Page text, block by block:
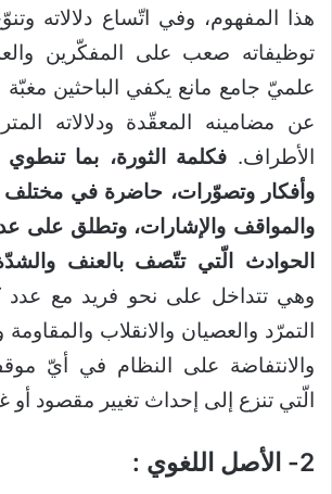
هذا المفهوم، وفي اتّساع دلالاته
توظيفاته صعب على المفكّرين
علميّ جامع مانع يكفي الباحثين
عن مضامينه المعقّدة ودلالاته
الأطراف. فكلمة الثورة، بما
وأفكار وتصوّرات، حاضرة في مختلف
والمواقف والإشارات، وتطلق على
الحوادث الّتي تتّصف بالعنف
وهي تتداخل على نحو فريد مع عدد
التمرّد والعصيان والانقلاب
والانتفاضة على النظام في أيّ
الّتي تنزع إلى إحداث تغيير مقصود أو
2- الأصل اللغوي :